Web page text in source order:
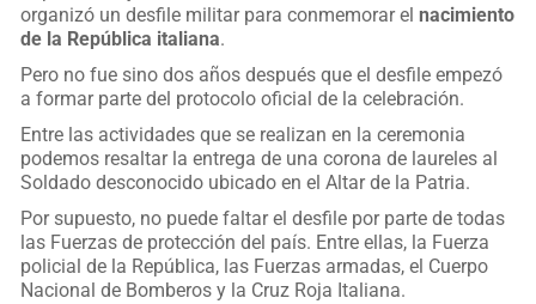
organizó un desfile militar para conmemorar elnacimiento
de la República italiana.
Pero no fue sino dos años después que el desfile empezó
a formar parte del protocolo oficial de la celebración.
Entre las actividades que se realizan en la ceremonia
podemos resaltar la entrega de una corona de laureles al
Soldado desconocido ubicado en el Altar de la Patria.
Por supuesto, no puede faltar el desfile por parte de todas
las Fuerzas de protección del país. Entre ellas, la Fuerza
policial de la República, las Fuerzas armadas, el Cuerpo
Nacional de Bomberos y la Cruz Roja Italiana.